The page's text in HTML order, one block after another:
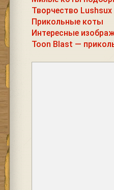
Творчество Lushsux
Прикольные коты
Интересные
Toon Blast —